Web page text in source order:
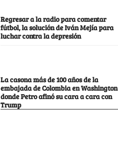
Regresar a la radio para comentar
fútbol, la solución de Iván Mejía para
luchar contra la depresión
La casona más de 100 años de la
embajada de Colombia en Washington
donde Petro afinó su cara a cara con
Trump